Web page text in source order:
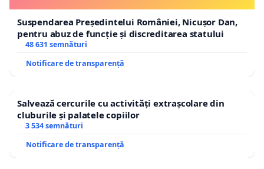
Suspendarea Președintelui României, Nicușor Dan,
pentru abuz de funcție și discreditarea statului
48 631 semnături
Notificare de transparență
Salvează cercurile cu activități extrașcolare din
cluburile și palatele copiilor
3 534 semnături
Notificare de transparență